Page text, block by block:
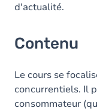
d'actualité.
Contenu
Le cours se
concurrentiels. Il
consommateur